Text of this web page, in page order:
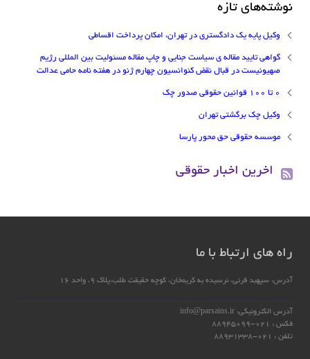
نوشته‌های تازه
وکیل پایه یک دادگستری در تهران، امکان پرداخت اقساطی
گواهی تایید مقاله ی سیاست جنایی و چاپ مقاله مسئولیت بین المللی رژیم
صهیونیست در قبال نقض کنوانسیون چهارم ژنو در هفته نامه حامی عدالت
۰ تا ۱۰۰ قوانین حقوقی صدور چک
وکیل چک برگشتی تهران
موسسه حقوقی حق محور پارسا
اخرین اخبار حقوقی
راه های ارتباط با ما
آدرس: سپهبد قرنی، نرسیده به کریمخان، کوچه حقیقت طلب،پلاک 9، واحد 16
آدرس الکترونیکی: info@parsains.ir
فکس : 021-88945099
تلفن : 021-88931338